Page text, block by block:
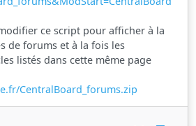
ce script pour afficher à la
de forums et à la fois les
listés dans cette même page
CentralBoard_forums.zip